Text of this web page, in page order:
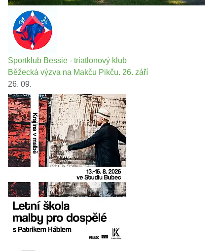
Sportklub Bessie - triatlonový klub
Běžecká výzva na Makču Pikču. 26. září
26. 09.